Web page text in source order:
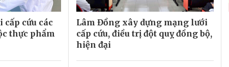
cứu các
thực phẩm
Lâm Đồng xây dựng mạng lưới
cấp cứu, điều trị đột quỵ đồng bộ,
hiện đại